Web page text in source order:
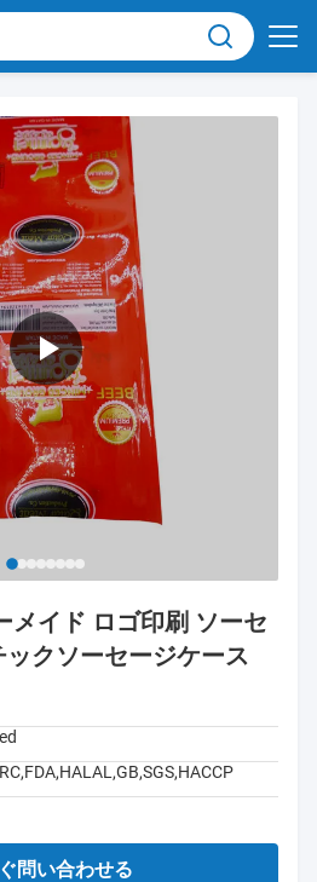
メイド ロゴ印刷 ソーセ
クソーセージケース
問い合わせる